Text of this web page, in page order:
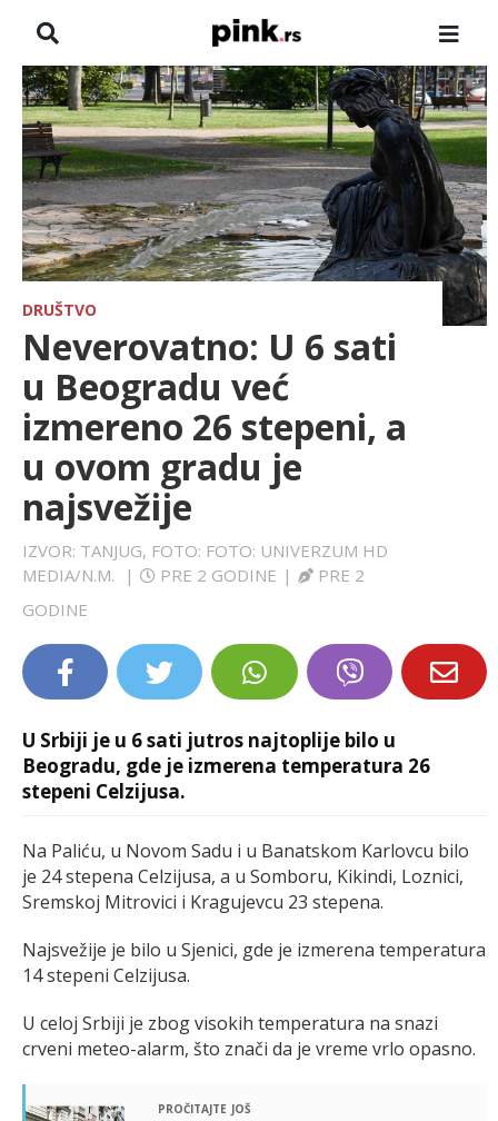
NASLOVNA
VESTI
ZADRUGA
SHOWBIZ
HRONIKA
FARMERI
SPORT
LIFESTYLE
EXTRA
DRUŠTVO
Neverovatno: U 6 sati
u Beogradu već
izmereno 26 stepeni, a
u ovom gradu je
najsvežije
IZVOR: TANJUG, FOTO: FOTO: UNIVERZUM HD
MEDIA/N.M.
| PRE 2 GODINE |
PRE 2
GODINE
U Srbiji je u 6 sati jutros najtoplije bilo u
Beogradu, gde je izmerena temperatura 26
stepeni Celzijusa.
Na Paliću, u Novom Sadu i u Banatskom Karlovcu bilo
je 24 stepena Celzijusa, a u Somboru, Kikindi, Loznici,
Sremskoj Mitrovici i Kragujevcu 23 stepena.
Najsvežije je bilo u Sjenici, gde je izmerena temperatura
14 stepeni Celzijusa.
U celoj Srbiji je zbog visokih temperatura na snazi
crveni meteo-alarm, što znači da je vreme vrlo opasno.
pročitajte još